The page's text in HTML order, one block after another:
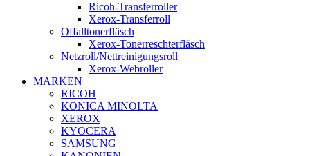
Ricoh-Transferroller
Xerox-Transferroll
Offalltonerfläsch
Xerox-Tonerreschterfläsch
Netzroll/Nettreinigungsroll
Xerox-Webroller
MARKEN
RICOH
KONICA MINOLTA
XEROX
KYOCERA
SAMSUNG